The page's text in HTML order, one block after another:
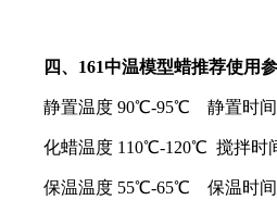
四、161中温模型蜡推荐使用参
静置温度 90℃-95℃ 静置时间
化蜡温度 110℃-120℃ 搅拌时
保温温度 55℃-65℃ 保温时间